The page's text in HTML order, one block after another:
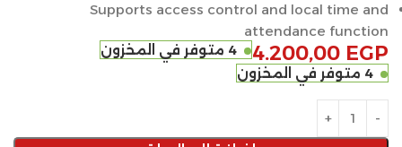
Supports access control and local time and
attendance function
4.200,00 EGP
4 متوفر في المخزون
4 متوفر في المخزون